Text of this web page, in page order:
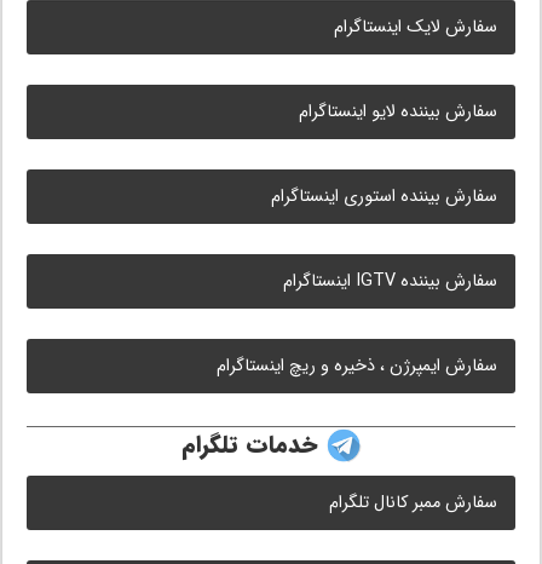
سفارش لایک اینستاگرام
سفارش بیننده لایو اینستاگرام
سفارش بیننده استوری اینستاگرام
سفارش بیننده IGTV اینستاگرام
سفارش ایمپرژن ، ذخیره و ریچ اینستاگرام
خدمات تلگرام
سفارش ممبر کانال تلگرام